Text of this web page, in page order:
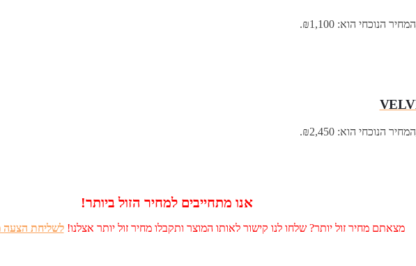
המחיר הנוכחי הוא: ₪1,100.
המחיר הנוכחי הוא: ₪2,450.
אנו מתחייבים למחיר הזול ביותר!
מצאתם מחיר זול יותר? שלחו לנו קישור לאותו המוצר ותקבלו מחיר זול יותר אצלנו!לשליחת הצעה